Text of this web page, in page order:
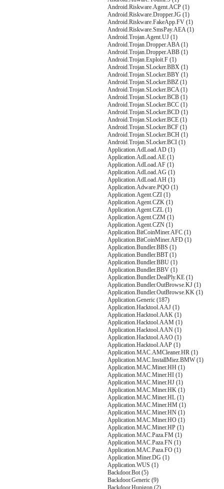
Android.Riskware.Agent.ACP (1)
Android.Riskware.Dropper.JG (1)
Android.Riskware.FakeApp.FV (1)
Android.Riskware.SmsPay.AEA (1)
Android.Trojan.Agent.UJ (1)
Android.Trojan.Dropper.ABA (1)
Android.Trojan.Dropper.ABB (1)
Android.Trojan.Exploit.F (1)
Android.Trojan.SLocker.BBX (1)
Android.Trojan.SLocker.BBY (1)
Android.Trojan.SLocker.BBZ (1)
Android.Trojan.SLocker.BCA (1)
Android.Trojan.SLocker.BCB (1)
Android.Trojan.SLocker.BCC (1)
Android.Trojan.SLocker.BCD (1)
Android.Trojan.SLocker.BCE (1)
Android.Trojan.SLocker.BCF (1)
Android.Trojan.SLocker.BCH (1)
Android.Trojan.SLocker.BCI (1)
Application.AdLoad.AD (1)
Application.AdLoad.AE (1)
Application.AdLoad.AF (1)
Application.AdLoad.AG (1)
Application.AdLoad.AH (1)
Application.Adware.PQO (1)
Application.Agent.CZI (1)
Application.Agent.CZK (1)
Application.Agent.CZL (1)
Application.Agent.CZM (1)
Application.Agent.CZN (1)
Application.BitCoinMiner.AFC (1)
Application.BitCoinMiner.AFD (1)
Application.Bundler.BBS (1)
Application.Bundler.BBT (1)
Application.Bundler.BBU (1)
Application.Bundler.BBV (1)
Application.Bundler.DealPly.KE (1)
Application.Bundler.OutBrowse.KJ (1)
Application.Bundler.OutBrowse.KK (1)
Application.Generic (187)
Application.Hacktool.AAJ (1)
Application.Hacktool.AAK (1)
Application.Hacktool.AAM (1)
Application.Hacktool.AAN (1)
Application.Hacktool.AAO (1)
Application.Hacktool.AAP (1)
Application.MAC.AMCleaner.HR (1)
Application.MAC.InstallMiez.BMW (1)
Application.MAC.Miner.HH (1)
Application.MAC.Miner.HI (1)
Application.MAC.Miner.HJ (1)
Application.MAC.Miner.HK (1)
Application.MAC.Miner.HL (1)
Application.MAC.Miner.HM (1)
Application.MAC.Miner.HN (1)
Application.MAC.Miner.HO (1)
Application.MAC.Miner.HP (1)
Application.MAC.Paza.FM (1)
Application.MAC.Paza.FN (1)
Application.MAC.Paza.FO (1)
Application.Miner.DG (1)
Application.WUS (1)
Backdoor.Bot (5)
Backdoor.Generic (9)
Backdoor.Hupigon (2)